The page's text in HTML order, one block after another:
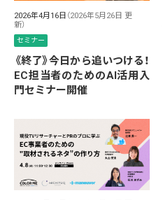
2026年4月16日 （2026年5月26日 更
新）
セミナー
《終了》今日から追いつける！
EC担当者のためのAI活用入
門セミナー開催